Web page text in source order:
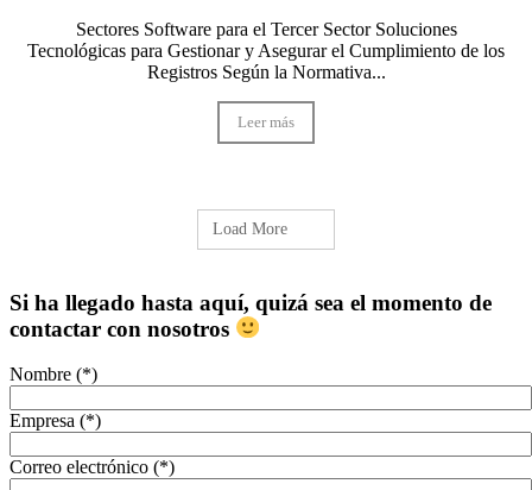
Sectores Software para el Tercer Sector Soluciones
Tecnológicas para Gestionar y Asegurar el Cumplimiento de los
Registros Según la Normativa...
Leer más
Load More
Si ha llegado hasta aquí, quizá sea el momento de
contactar con nosotros
Nombre (*)
Empresa (*)
Correo electrónico (*)